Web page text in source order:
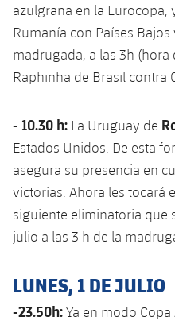
azulgrana en la Eurocopa,
Rumanía con Países
madrugada, a las 3h (hora
Raphinha de Brasil contra
- 10.30 h: La Uruguay de
Estados Unidos. De esta
asegura su presencia en
victorias. Ahora les tocará
siguiente eliminatoria que
julio a las 3 h de la
LUNES, 1 DE JULIO
-23.50h:Ya en modo